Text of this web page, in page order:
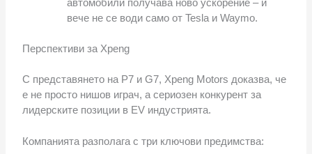
автомобили получава ново ускорение – и
вече не се води само от Tesla и Waymo.
Перспективи за Xpeng
С представянето на P7 и G7, Xpeng Motors доказва, че
е не просто нишов играч, а сериозен конкурент за
лидерските позиции в EV индустрията.
Компанията разполага с три ключови предимства: